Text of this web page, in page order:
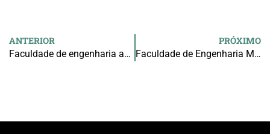
ANTERIOR
Faculdade de engenharia agrícola – (FEAGRI)
PRÓXIMO
Faculdade de Engenharia Mecânica – (FEM)